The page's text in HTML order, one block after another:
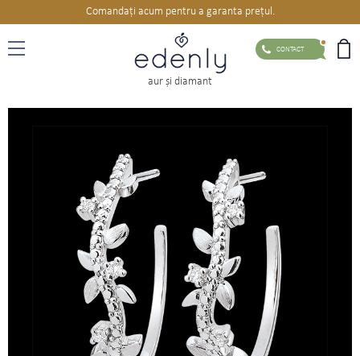
Comandați acum pentru a garanta prețul.
CONTACT
aur şi diamant